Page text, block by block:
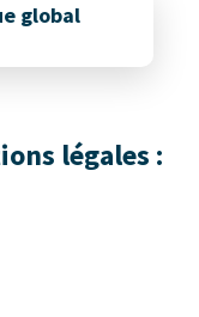
global
légales :